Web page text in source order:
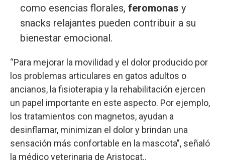
como esencias florales, feromonas y
snacks relajantes pueden contribuir a su
bienestar emocional.
“Para mejorar la movilidad y el dolor producido por
los problemas articulares en gatos adultos o
ancianos, la fisioterapia y la rehabilitación ejercen
un papel importante en este aspecto. Por ejemplo,
los tratamientos con magnetos, ayudan a
desinflamar, minimizan el dolor y brindan una
sensación más confortable en la mascota", señaló
la médico veterinaria de Aristocat..